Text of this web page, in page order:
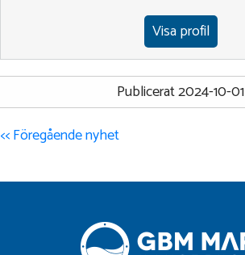
Visa profil
Publicerat 2024-10-01
<< Föregående nyhet